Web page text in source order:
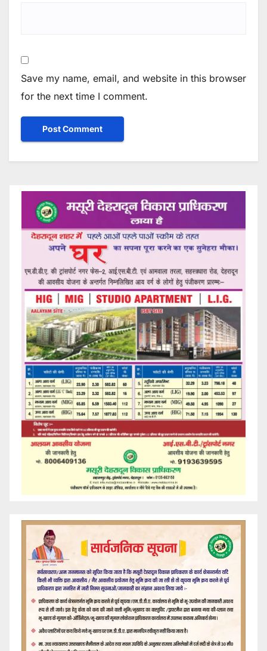
Save my name, email, and website in this browser
for the next time I comment.